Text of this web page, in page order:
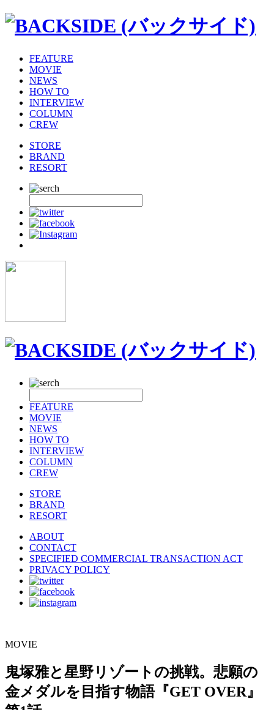
FEATURE
MOVIE
NEWS
HOW TO
INTERVIEW
COLUMN
CREW
STORE
BRAND
RESORT
FEATURE
MOVIE
NEWS
HOW TO
INTERVIEW
COLUMN
CREW
STORE
BRAND
RESORT
ABOUT
CONTACT
SPECIFIED COMMERCIAL TRANSACTION ACT
PRIVACY POLICY
MOVIE
鬼塚雅と星野リゾートの挑戦。悲願の
金メダルを目指す物語『GET OVER』